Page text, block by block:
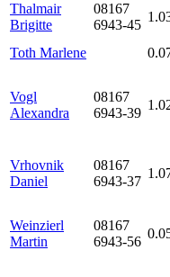
Thalmair
Brigitte
08167
6943-45
Toth Marlene
Vogl
Alexandra
08167
6943-39
Vrhovnik
Daniel
08167
6943-37
Weinzierl
Martin
08167
6943-56